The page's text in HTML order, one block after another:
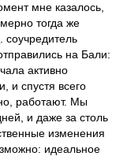
мне казалось,
тогда же
соучредитель
на Бали:
активно
и спустя всего
работают. Мы
и даже за столь
изменения
идеальное